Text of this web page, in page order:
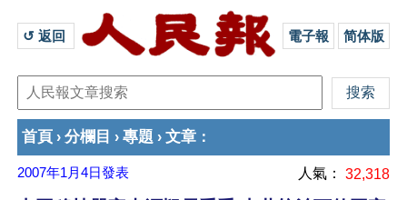
↺ 返回 電子報 简体版
首頁 › 分欄目 › 專題 › 文章 ：
2007年1月4日發表 人氣： 32,318